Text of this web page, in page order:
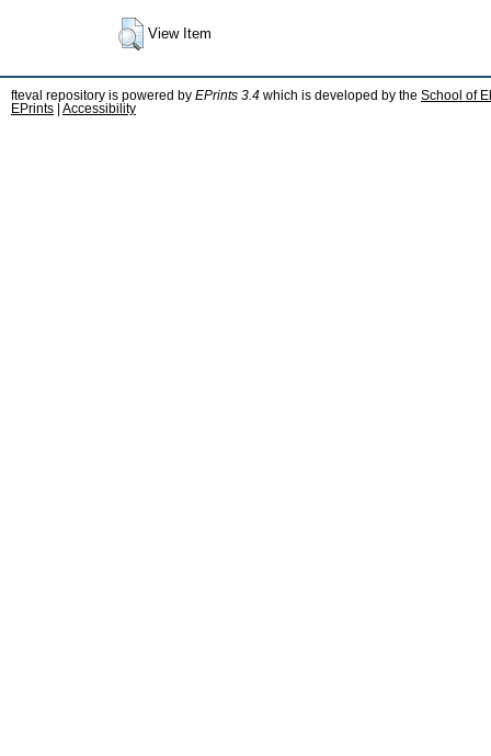
View Item
fteval repository is powered by EPrints 3.4 which is developed by the School of
EPrints
Accessibility